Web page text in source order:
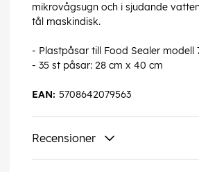
mikrovågsugn och i sjudande
tål maskindisk.
- Plastpåsar till Food Sealer modell
- 35 st påsar: 28 cm x 40 cm
5708642079563
EAN:
Recensioner